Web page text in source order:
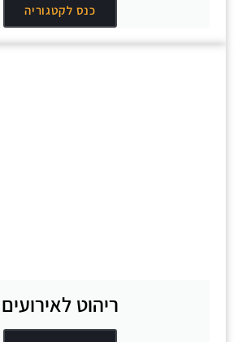
כנס לקטגוריה
ריהוט לאירועים